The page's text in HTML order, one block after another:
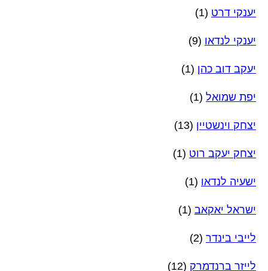
יענקי דרט (1)
יענקי לנדאו (9)
יעקב דוב כהן (1)
יפת שמואל (1)
יצחק וינשטיין (13)
יצחק יעקב רוט (1)
ישעיה לנדאו (1)
ישראל יאקאב (1)
לייבי בינדר (2)
לייזר ברנדמרק (12)